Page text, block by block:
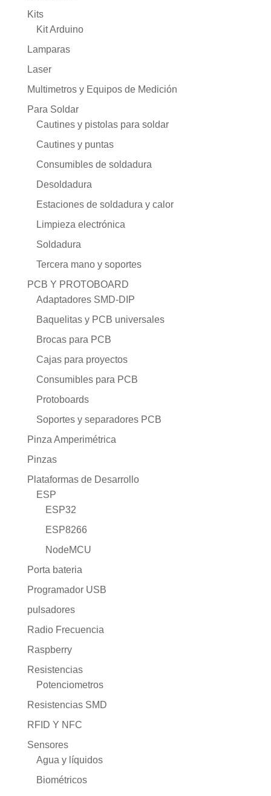
Kits
Kit Arduino
Lamparas
Laser
Multimetros y Equipos de Medición
Para Soldar
Cautines y pistolas para soldar
Cautines y puntas
Consumibles de soldadura
Desoldadura
Estaciones de soldadura y calor
Limpieza electrónica
Soldadura
Tercera mano y soportes
PCB Y PROTOBOARD
Adaptadores SMD-DIP
Baquelitas y PCB universales
Brocas para PCB
Cajas para proyectos
Consumibles para PCB
Protoboards
Soportes y separadores PCB
Pinza Amperimétrica
Pinzas
Plataformas de Desarrollo
ESP
ESP32
ESP8266
NodeMCU
Porta bateria
Programador USB
pulsadores
Radio Frecuencia
Raspberry
Resistencias
Potenciometros
Resistencias SMD
RFID Y NFC
Sensores
Agua y líquidos
Biométricos